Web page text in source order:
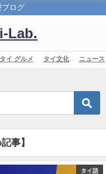
ブログ
Lab.
タイ グルメ タイ文化 ニュース
事】
タイ語